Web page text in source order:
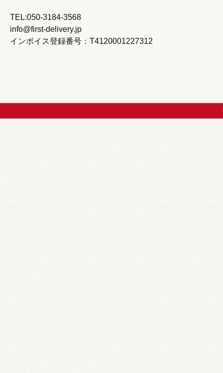
TEL:050-3184-3568
info@first-delivery.jp
インボイス登録番号：T4120001227312